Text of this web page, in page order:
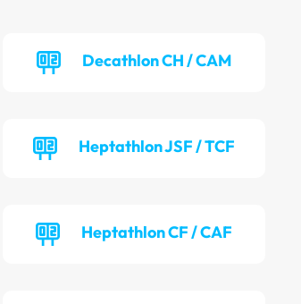
Decathlon CH / CAM
Heptathlon JSF / TCF
Heptathlon CF / CAF